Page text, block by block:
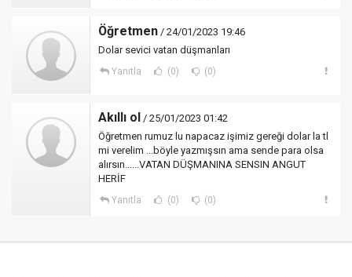
Öğretmen / 24/01/2023 19:46
Dolar sevici vatan düşmanları
Yanıtla (0) (0)
Akıllı ol / 25/01/2023 01:42
Öğretmen rumuz lu napacaz işimiz gereği dolar la tl
mi verelim ...böyle yazmışsın ama sende para olsa
alırsın......VATAN DÜŞMANINA SENSIN ANGUT
HERİF
Yanıtla (0) (0)